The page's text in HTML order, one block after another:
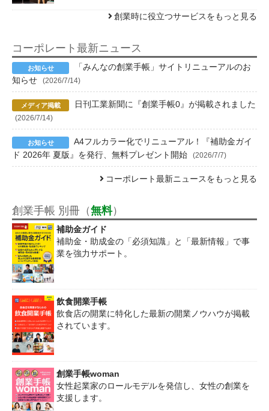
創業時に役立つサービスをもっと見る
コーポレート最新ニュース
「みんなの創業手帳」サイトリニューアルのお
知らせ
(2026/7/14)
日刊工業新聞に『創業手帳0』が掲載されました
(2026/7/14)
A4フルカラー化でリニューアル！『補助金ガイ
ド 2026年 夏版』を発行、無料プレゼント開始
(2026/7/7)
コーポレート最新ニュースをもっと見る
創業手帳 別冊（無料）
補助金ガイド
補助金・助成金の「必須知識」と「最新情報」で事
業を強力サポート。
飲食開業手帳
飲食店の開業に特化した最新の開業ノウハウが掲載
されています。
創業手帳woman
女性起業家のロールモデルを発信し、女性の創業を
支援します。